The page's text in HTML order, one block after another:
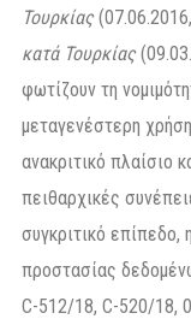
Τουρκίας
κατά Τουρκίας
φωτίζουν τη
μεταγενέστερη
ανακριτικό πλαίσιο
πειθαρχικές
συγκριτικό
προστασίας
C-512/18, C-520/18,